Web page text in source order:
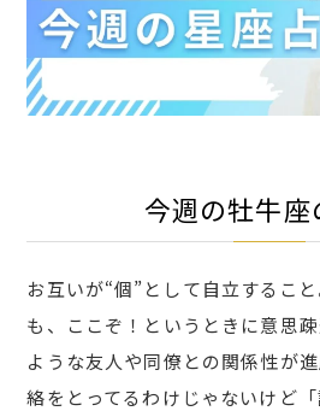
今週の牡牛座
お互いが“個”として自立するこ
も、ここぞ！というときに意思
ような友人や同僚との関係性が
絡をとってるわけじゃないけど